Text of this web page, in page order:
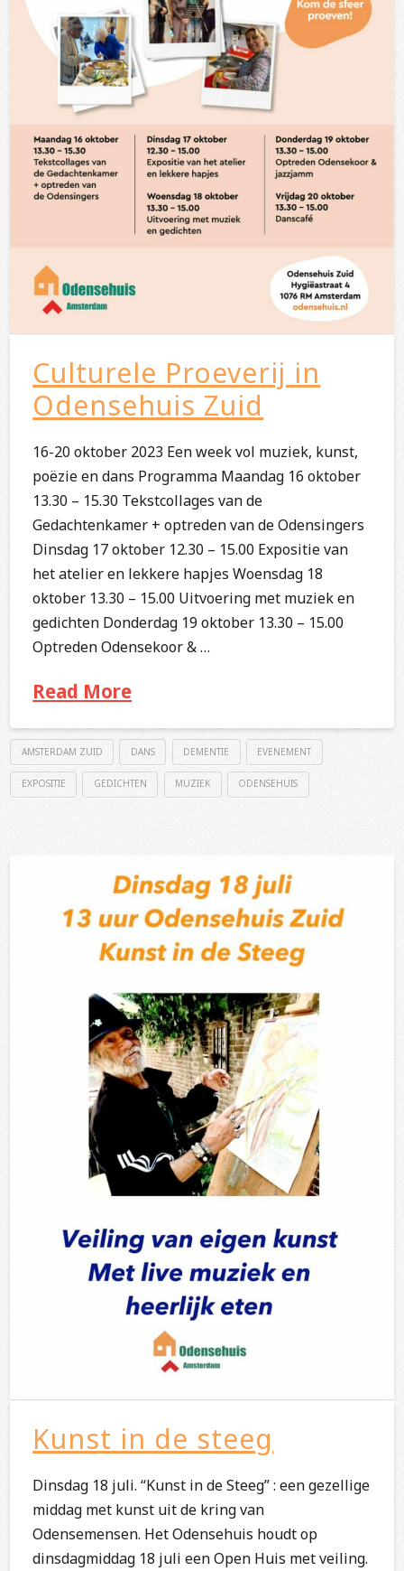
Culturele Proeverij in
Odensehuis Zuid
16-20 oktober 2023 Een week vol muziek, kunst,
poëzie en dans Programma Maandag 16 oktober
13.30 – 15.30 Tekstcollages van de
Gedachtenkamer + optreden van de Odensingers
Dinsdag 17 oktober 12.30 – 15.00 Expositie van
het atelier en lekkere hapjes Woensdag 18
oktober 13.30 – 15.00 Uitvoering met muziek en
gedichten Donderdag 19 oktober 13.30 – 15.00
Optreden Odensekoor & …
Read More
AMSTERDAM ZUID DANS DEMENTIE EVENEMENT
EXPOSITIE GEDICHTEN MUZIEK ODENSEHUIS
Kunst in de steeg
Dinsdag 18 juli. “Kunst in de Steeg” : een gezellige
middag met kunst uit de kring van
Odensemensen. Het Odensehuis houdt op
dinsdagmiddag 18 juli een Open Huis met veiling.